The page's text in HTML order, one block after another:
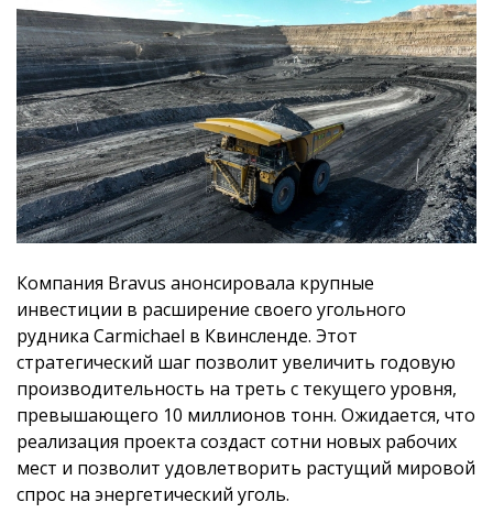
Компания Bravus анонсировала крупные
инвестиции в расширение своего угольного
рудника Carmichael в Квинсленде. Этот
стратегический шаг позволит увеличить годовую
производительность на треть с текущего уровня,
превышающего 10 миллионов тонн. Ожидается, что
реализация проекта создаст сотни новых рабочих
мест и позволит удовлетворить растущий мировой
спрос на энергетический уголь.